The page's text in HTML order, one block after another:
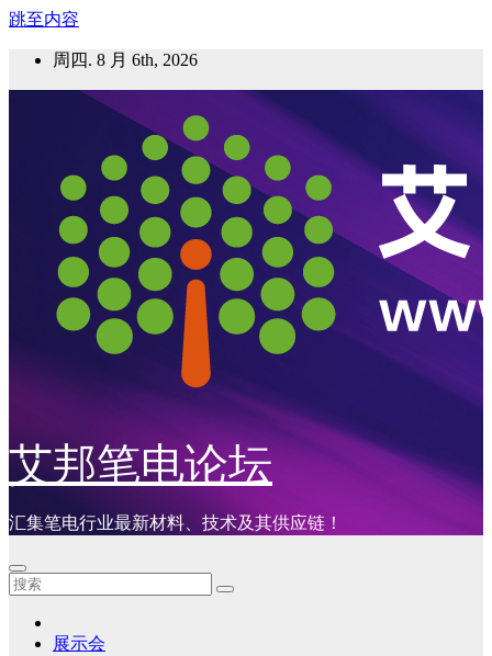
跳至内容
周四. 8 月 6th, 2026
艾邦笔电论坛
汇集笔电行业最新材料、技术及其供应链！
展示会